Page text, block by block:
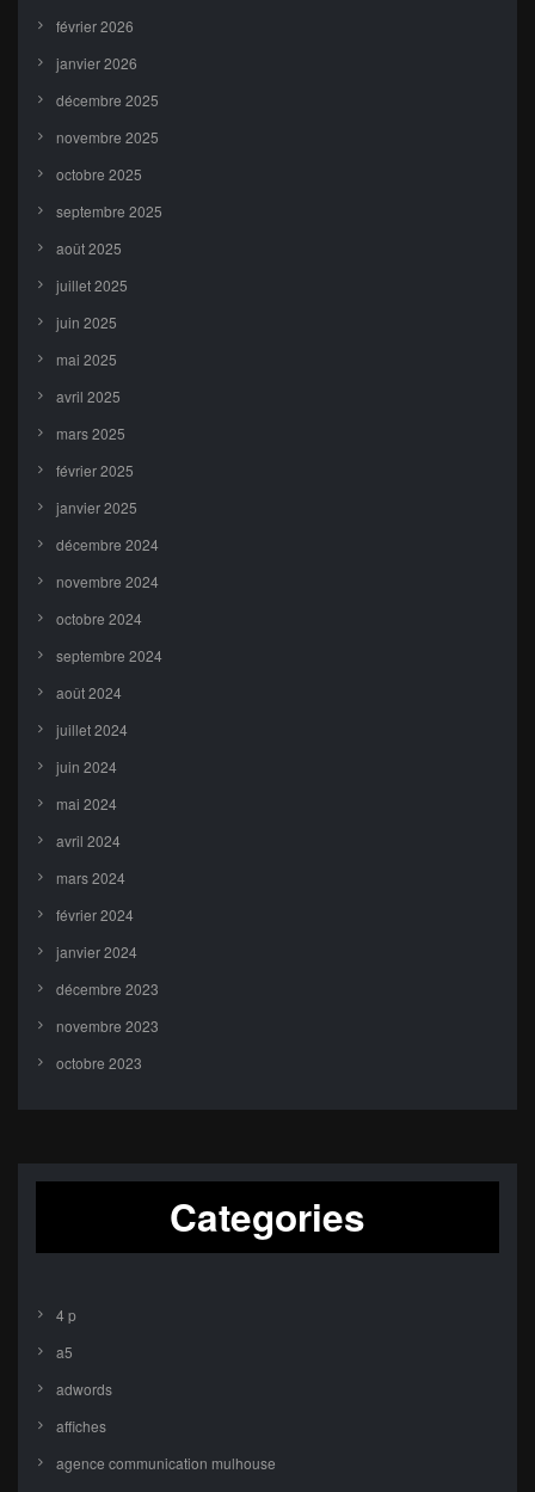
février 2026
janvier 2026
décembre 2025
novembre 2025
octobre 2025
septembre 2025
août 2025
juillet 2025
juin 2025
mai 2025
avril 2025
mars 2025
février 2025
janvier 2025
décembre 2024
novembre 2024
octobre 2024
septembre 2024
août 2024
juillet 2024
juin 2024
mai 2024
avril 2024
mars 2024
février 2024
janvier 2024
décembre 2023
novembre 2023
octobre 2023
Categories
4 p
a5
adwords
affiches
agence communication mulhouse